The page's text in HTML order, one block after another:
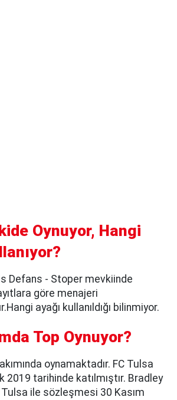
Oynuyor, Hangi
Defans - Stoper mevkiinde
göre menajeri
ayağı kullanıldığı bilinmiyor.
Top Oynuyor?
oynamaktadır. FC Tulsa
2019 tarihinde katılmıştır. Bradley
ile sözleşmesi 30 Kasım